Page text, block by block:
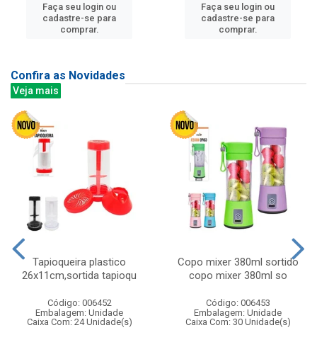
Faça seu login ou
cadastre-se para
comprar.
Faça seu login ou
cadastre-se para
comprar.
Confira as Novidades
Veja mais
Tapioqueira plastico
26x11cm,sortida tapioqu
Código: 006452
Embalagem: Unidade
Caixa Com: 24 Unidade(s)
Copo mixer 380ml sortido
copo mixer 380ml so
Código: 006453
Embalagem: Unidade
Caixa Com: 30 Unidade(s)